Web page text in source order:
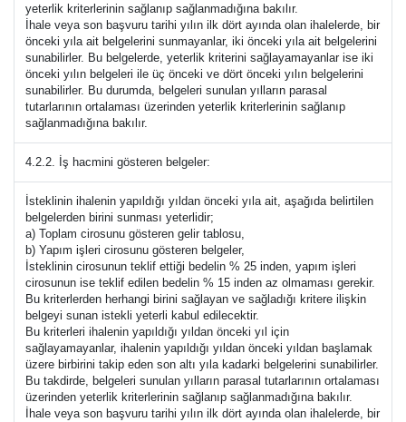
yeterlik kriterlerinin sağlanıp sağlanmadığına bakılır.
İhale veya son başvuru tarihi yılın ilk dört ayında olan ihalelerde, bir
önceki yıla ait belgelerini sunmayanlar, iki önceki yıla ait belgelerini
sunabilirler. Bu belgelerde, yeterlik kriterini sağlayamayanlar ise iki
önceki yılın belgeleri ile üç önceki ve dört önceki yılın belgelerini
sunabilirler. Bu durumda, belgeleri sunulan yılların parasal
tutarlarının ortalaması üzerinden yeterlik kriterlerinin sağlanıp
sağlanmadığına bakılır.
4.2.2. İş hacmini gösteren belgeler:
İsteklinin ihalenin yapıldığı yıldan önceki yıla ait, aşağıda belirtilen
belgelerden birini sunması yeterlidir;
a) Toplam cirosunu gösteren gelir tablosu,
b) Yapım işleri cirosunu gösteren belgeler,
İsteklinin cirosunun teklif ettiği bedelin % 25 inden, yapım işleri
cirosunun ise teklif edilen bedelin % 15 inden az olmaması gerekir.
Bu kriterlerden herhangi birini sağlayan ve sağladığı kritere ilişkin
belgeyi sunan istekli yeterli kabul edilecektir.
Bu kriterleri ihalenin yapıldığı yıldan önceki yıl için
sağlayamayanlar, ihalenin yapıldığı yıldan önceki yıldan başlamak
üzere birbirini takip eden son altı yıla kadarki belgelerini sunabilirler.
Bu takdirde, belgeleri sunulan yılların parasal tutarlarının ortalaması
üzerinden yeterlik kriterlerinin sağlanıp sağlanmadığına bakılır.
İhale veya son başvuru tarihi yılın ilk dört ayında olan ihalelerde, bir